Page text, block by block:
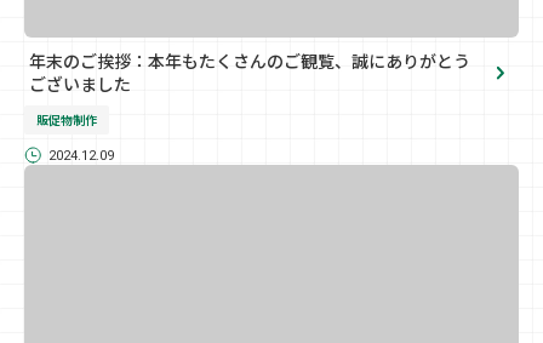
年末のご挨拶：本年もたくさんのご観覧、誠にありがとう
ございました
販促物制作
2024.12.09